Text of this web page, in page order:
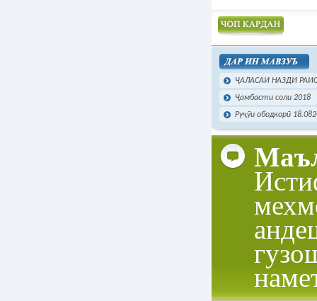
Чоп намудан
ҶАЛАСАИ НАЗДИ
Ҷамбасти соли 2018
Руҷӯи ободкорӣ